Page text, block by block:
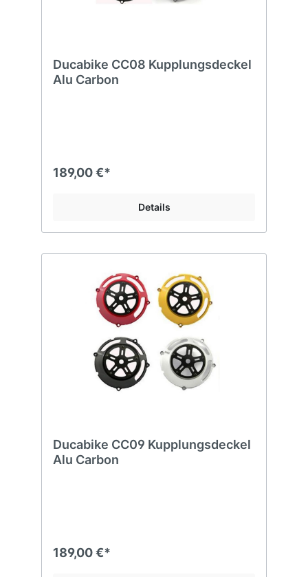
Ducabike CC08 Kupplungsdeckel
Alu Carbon
189,00 €*
Details
Ducabike CC09 Kupplungsdeckel
Alu Carbon
189,00 €*